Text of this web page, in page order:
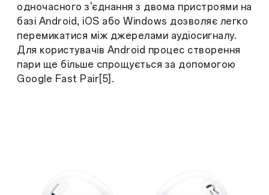
одночасного з'єднання з двома пристроями на
базі Android, iOS або Windows дозволяє легко
перемикатися між джерелами аудіосигналу.
Для користувачів Android процес створення
пари ще більше спрощується за допомогою
Google Fast Pair[5].